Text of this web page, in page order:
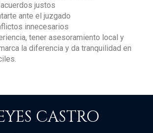
justos
ante el juzgado
innecesarios
tener asesoramiento local y
la diferencia y da tranquilidad en
CASTRO